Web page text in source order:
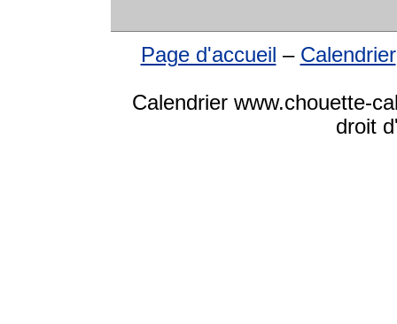
Page d'accueil – Calendrier
Calendrier www.chouette-
droit